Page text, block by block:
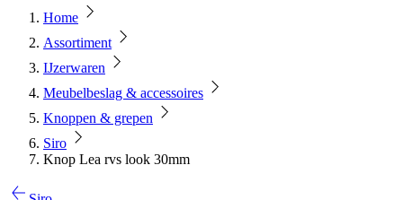
Home
Assortiment
IJzerwaren
Meubelbeslag & accessoires
Knoppen & grepen
Siro
Knop Lea rvs look 30mm